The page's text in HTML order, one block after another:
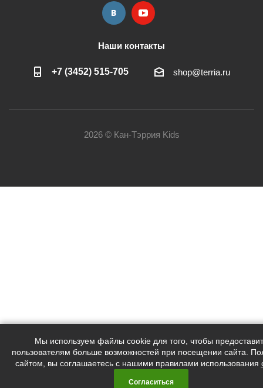
Мы используем файлы cookie для того, чтобы
пользователям больше возможностей при посещении сайта.
сайтом, вы соглашаетесь с нашими правилами использования
Согласиться
Наши контакты
+7 (3452) 515-705 shop@terria.ru
2026 © Кан-Тэррия Kids